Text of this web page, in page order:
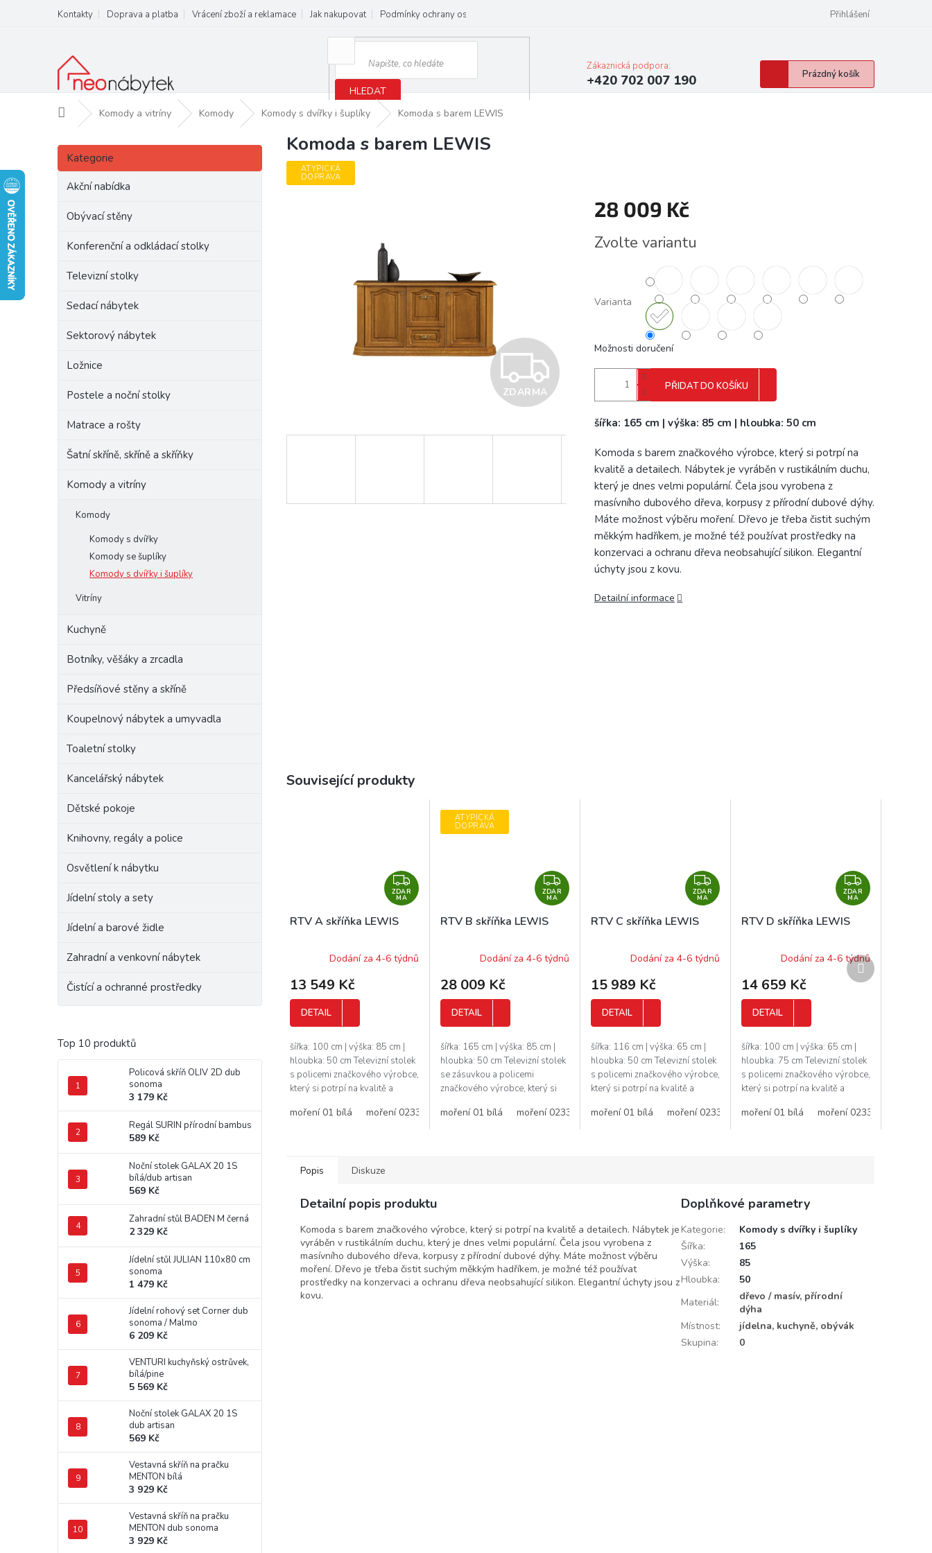
obsah
Kontakty Doprava a platba Vrácení zboží a reklamace Jak nakupovat Podmínky ochrany osobních údajů Přihlášení
HLEDAT
Zákaznická podpora:
+420 702 007 190
Nákupní
košík
Prázdný košík
Domů Komody a vitríny Komody Komody s dvířky i šuplíky Komoda s barem LEWIS
P
s
Přeskočit
kategorie
Kategorie
Akční nabídka
Obývací stěny
Konferenční a odkládací stolky
Televizní stolky
Sedací nábytek
Sektorový nábytek
Ložnice
Postele a noční stolky
Matrace a rošty
Šatní skříně, skříně a skříňky
Komody a vitríny
Komody
Komody s dvířky
Komody se šuplíky
Komody s dvířky i šuplíky
Vitríny
Kuchyně
Botníky, věšáky a zrcadla
Předsíňové stěny a skříně
Koupelnový nábytek a umyvadla
Toaletní stolky
Kancelářský nábytek
Dětské pokoje
Knihovny, regály a police
Osvětlení k nábytku
Jídelní stoly a sety
Jídelní a barové židle
Zahradní a venkovní nábytek
Čistící a ochranné prostředky
Top 10 produktů
Policová skříň OLIV 2D dub
sonoma
3 179 Kč
Regál SURIN přírodní bambus
589 Kč
Noční stolek GALAX 20 1S
bílá/dub artisan
569 Kč
Zahradní stůl BADEN M černá
2 329 Kč
Jídelní stůl JULIAN 110x80 cm
sonoma
1 479 Kč
Jídelní rohový set Corner dub
sonoma / Malmo
6 209 Kč
VENTURI kuchyňský ostrůvek,
bílá/pine
5 569 Kč
Noční stolek GALAX 20 1S
dub artisan
569 Kč
Vestavná skříň na pračku
MENTON bílá
3 929 Kč
Vestavná skříň na pračku
MENTON dub sonoma
3 929 Kč
Komoda s barem LEWIS
ATYPICKÁ
DOPRAVA
Z
R
ZDARMA
28 009 Kč
cena:
Zvolte variantu
Varianta
Možnosti doručení
PŘIDAT DO KOŠÍKU
šířka: 165 cm | výška: 85 cm | hloubka: 50 cm
Komoda s barem značkového výrobce, který si potrpí na
kvalitě a detailech. Nábytek je vyráběn v rustikálním duchu,
který je dnes velmi populární. Čela jsou vyrobena z
masívního dubového dřeva, korpusy z přírodní dubové dýhy.
Máte možnost výběru moření. Dřevo je třeba čistit suchým
měkkým hadříkem, je možné též používat prostředky na
konzervaci a ochranu dřeva neobsahující silikon. Elegantní
úchyty jsou z kovu.
Detailní informace
Související produkty
Z
D
A
ZDAR
MA
RTV A skříňka LEWIS
Dodání za 4-6 týdnů
13 549 Kč
DETAIL
šířka: 100 cm | výška: 85 cm |
hloubka: 50 cm Televizní stolek
s policemi značkového výrobce,
který si potrpí na kvalitě a
rustikálním duchu,...
moření 01 bílá moření 0233 moření 11 moření 16 moření 17 moření 3 moření 5 moření 9 moření Bawaria moření wenge
ATYPICKÁ
DOPRAVA
Z
D
A
ZDAR
MA
RTV B skříňka LEWIS
Dodání za 4-6 týdnů
28 009 Kč
DETAIL
šířka: 165 cm | výška: 85 cm |
hloubka: 50 cm Televizní stolek
se zásuvkou a policemi
značkového výrobce, který si
Nábytek je vyráběn v...
moření 01 bílá moření 0233 moření 11 moření 16 moření 17 moření 3 moření 5 moření 9
Z
D
A
ZDAR
MA
RTV C skříňka LEWIS
Dodání za 4-6 týdnů
15 989 Kč
DETAIL
šířka: 116 cm | výška: 65 cm |
hloubka: 50 cm Televizní stolek
s policemi značkového výrobce,
který si potrpí na kvalitě a
rustikálním duchu,...
moření 01 bílá moření 0233 moření 11 moření 16 moření 17
Z
D
A
ZDAR
MA
RTV D skříňka LEWIS
Dodání za 4-6 týdnů
14 659 Kč
DETAIL
šířka: 100 cm | výška: 65 cm |
hloubka: 75 cm Televizní stolek
s policemi značkového výrobce,
který si potrpí na kvalitě a
rustikálním duchu,...
moření 01 bílá moření 0233
Další
produkt
Popis Diskuze
Detailní popis produktu
Komoda s barem značkového výrobce, který si potrpí na kvalitě a detailech. Nábytek je
vyráběn v rustikálním duchu, který je dnes velmi populární. Čela jsou vyrobena z
masívního dubového dřeva, korpusy z přírodní dubové dýhy. Máte možnost výběru
moření. Dřevo je třeba čistit suchým měkkým hadříkem, je možné též používat
prostředky na konzervaci a ochranu dřeva neobsahující silikon. Elegantní úchyty jsou z
kovu.
Doplňkové parametry
Kategorie:
Komody s dvířky i šuplíky
Šířka:
165
Výška:
85
Hloubka:
50
Materiál:
dřevo / masív, přírodní
dýha
Místnost:
jídelna, kuchyně, obývák
Skupina: 0